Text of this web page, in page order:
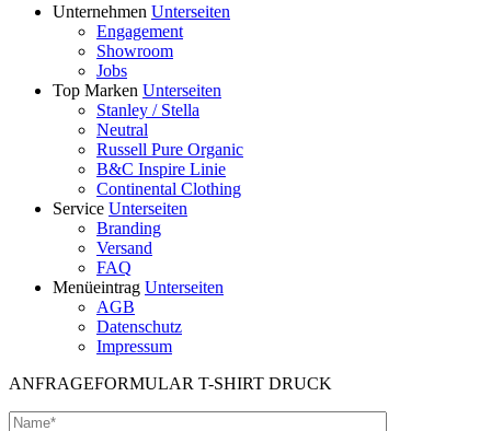
Unternehmen Unterseiten
Engagement
Showroom
Jobs
Top Marken Unterseiten
Stanley / Stella
Neutral
Russell Pure Organic
B&C Inspire Linie
Continental Clothing
Service Unterseiten
Branding
Versand
FAQ
Menüeintrag Unterseiten
AGB
Datenschutz
Impressum
ANFRAGEFORMULAR T-SHIRT DRUCK